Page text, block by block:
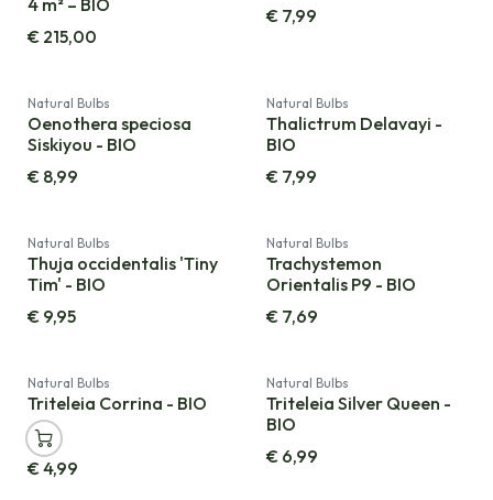
€ 215,00
€ 7,99
Natural Bulbs
Oenothera speciosa
Siskiyou - BIO
€ 8,99
Natural Bulbs
Thalictrum Delavayi -
BIO
€ 7,99
Natural Bulbs
Thuja occidentalis 'Tiny
Tim' - BIO
€ 9,95
Natural Bulbs
Trachystemon
Orientalis P9 - BIO
€ 7,69
Natural Bulbs
Triteleia Corrina - BIO
€4,99
Natural Bulbs
Triteleia Silver Queen -
BIO
€ 6,99